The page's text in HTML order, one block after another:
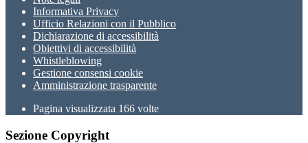
Informativa Privacy
Ufficio Relazioni con il Pubblico
Dichiarazione di accessibilità
Obiettivi di accessibilità
Whistleblowing
Gestione consensi cookie
Amministrazione trasparente
Pagina visualizzata 166 volte
Sezione Copyright